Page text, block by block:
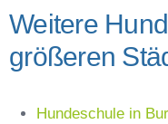
Weitere
größeren
Hundeschule in